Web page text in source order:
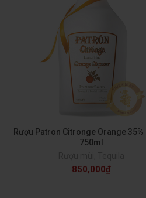
Rượu Patron Citronge Orange 35%
750ml
850,000₫